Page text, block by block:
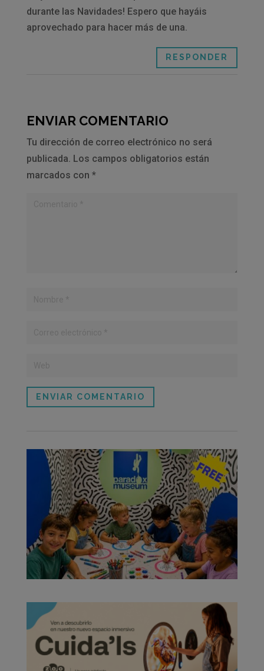
durante las Navidades! Espero que hayáis
aprovechado para hacer más de una.
RESPONDER
ENVIAR COMENTARIO
Tu dirección de correo electrónico no será
publicada. Los campos obligatorios están
marcados con *